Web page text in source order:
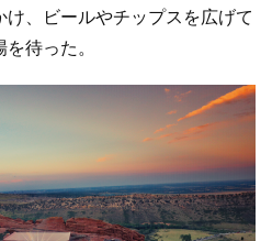
、ビールやチップスを広げて
待った。